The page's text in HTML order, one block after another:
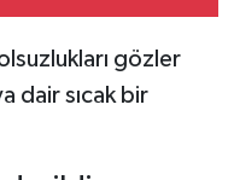
gözler
dair sıcak bir